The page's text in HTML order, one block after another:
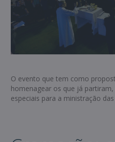
O evento que tem como
homenagear os que já
especiais para a ministração